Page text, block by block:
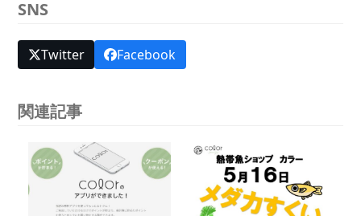
SNS
Twitter Facebook
関連記事